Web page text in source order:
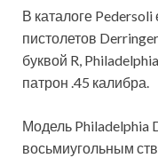
В каталоге
пистолетов
буквой R,
патрон .45 калибра.
Модель Philadelphia
восьмиугольным